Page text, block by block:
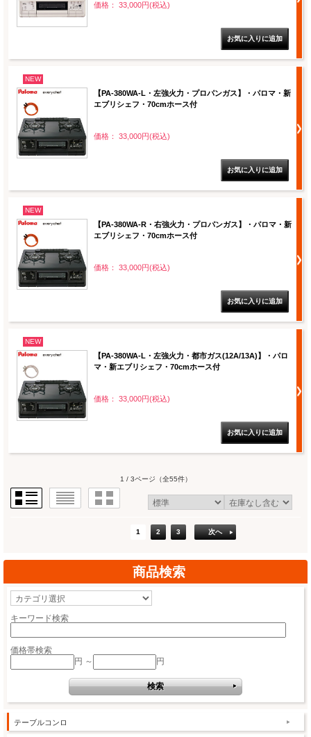
価格： 33,000円(税込)
NEW
【PA-380WA-L・左強火力・プロパンガス】・パロマ・新
エブリシェフ・70cmホース付
価格： 33,000円(税込)
NEW
【PA-380WA-R・右強火力・プロパンガス】・パロマ・新
エブリシェフ・70cmホース付
価格： 33,000円(税込)
NEW
【PA-380WA-L・左強火力・都市ガス(12A/13A)】・パロ
マ・新エブリシェフ・70cmホース付
価格： 33,000円(税込)
1 / 3ページ （全55件）
1 2 3 次へ
商品検索
キーワード検索
価格帯検索
円 ～
円
テーブルコンロ